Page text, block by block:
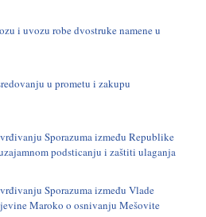
i uvozu robe dvostruke namene u
u prometu i zakupu
Sporazuma između Republike
podsticanju i zaštiti ulaganja
Sporazuma između Vlade
Maroko o osnivanju Mešovite